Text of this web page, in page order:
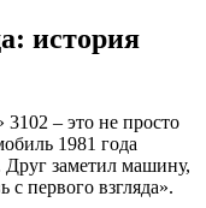
история
– это не просто
1981 года
заметил машину,
первого взгляда».